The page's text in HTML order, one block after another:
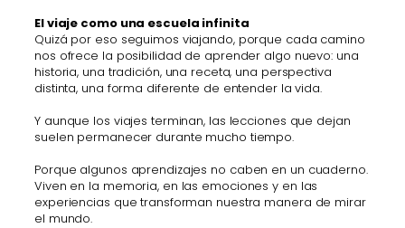
El viaje como una escuela infinita
Quizá por eso seguimos viajando, porque cada camino
nos ofrece la posibilidad de aprender algo nuevo: una
historia, una tradición, una receta, una perspectiva
distinta, una forma diferente de entender la vida.
Y aunque los viajes terminan, las lecciones que dejan
suelen permanecer durante mucho tiempo.
Porque algunos aprendizajes no caben en un cuaderno.
Viven en la memoria, en las emociones y en las
experiencias que transforman nuestra manera de mirar
el mundo.